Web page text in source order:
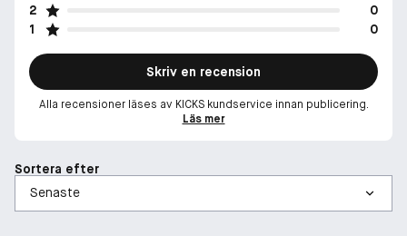
2
0
1
0
Skriv en recension
Alla recensioner läses av KICKS kundservice innan publicering.
Läs mer
Sortera efter